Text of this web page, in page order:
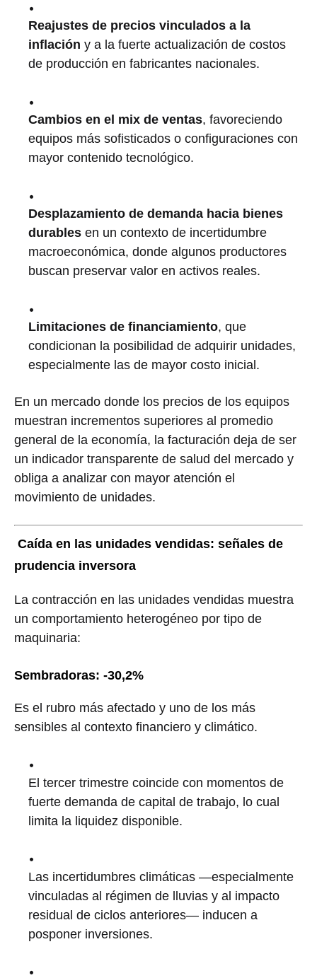
Reajustes de precios vinculados a la
inflación y a la fuerte actualización de costos
de producción en fabricantes nacionales.
Cambios en el mix de ventas, favoreciendo
equipos más sofisticados o configuraciones con
mayor contenido tecnológico.
Desplazamiento de demanda hacia bienes
durables en un contexto de incertidumbre
macroeconómica, donde algunos productores
buscan preservar valor en activos reales.
Limitaciones de financiamiento, que
condicionan la posibilidad de adquirir unidades,
especialmente las de mayor costo inicial.
En un mercado donde los precios de los equipos
muestran incrementos superiores al promedio
general de la economía, la facturación deja de ser
un indicador transparente de salud del mercado y
obliga a analizar con mayor atención el
movimiento de unidades.
Caída en las unidades vendidas: señales de
prudencia inversora
La contracción en las unidades vendidas muestra
un comportamiento heterogéneo por tipo de
maquinaria:
Sembradoras: -30,2%
Es el rubro más afectado y uno de los más
sensibles al contexto financiero y climático.
El tercer trimestre coincide con momentos de
fuerte demanda de capital de trabajo, lo cual
limita la liquidez disponible.
Las incertidumbres climáticas —especialmente
vinculadas al régimen de lluvias y al impacto
residual de ciclos anteriores— inducen a
posponer inversiones.